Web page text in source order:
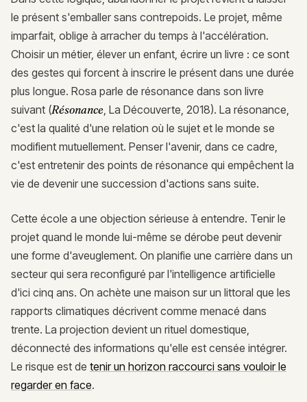
le présent s'emballer sans contrepoids. Le projet, même
imparfait, oblige à arracher du temps à l'accélération.
Choisir un métier, élever un enfant, écrire un livre : ce sont
des gestes qui forcent à inscrire le présent dans une durée
plus longue. Rosa parle de résonance dans son livre
suivant (Résonance , La Découverte, 2018). La résonance,
c'est la qualité d'une relation où le sujet et le monde se
modifient mutuellement. Penser l'avenir, dans ce cadre,
c'est entretenir des points de résonance qui empêchent la
vie de devenir une succession d'actions sans suite.
Cette école a une objection sérieuse à entendre. Tenir le
projet quand le monde lui-même se dérobe peut devenir
une forme d'aveuglement. On planifie une carrière dans un
secteur qui sera reconfiguré par l'intelligence artificielle
d'ici cinq ans. On achète une maison sur un littoral que les
rapports climatiques décrivent comme menacé dans
trente. La projection devient un rituel domestique,
déconnecté des informations qu'elle est censée intégrer.
Le risque est de tenir un horizon raccourci sans vouloir le
regarder en face.